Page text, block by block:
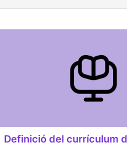
Definició del currículum